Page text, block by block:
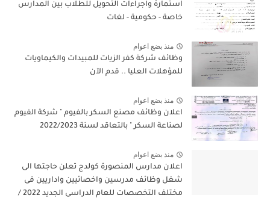
استمارة واجراءات التحويل للطلاب بين المدارس
خاصة - حكومية - لغات
منذ بضع اعوام
وظائف شركة كفر الزيات للمبيدات والكيماويات
للمؤهلات العليا .. قدم الآن
منذ بضع اعوام
اعلان وظائف مصنع السكر بالفيوم " شركة الفيوم
لصناعة السكر " بالتعاقد لسنة 2022/2023
منذ بضع اعوام
اعلان مدارس المنصورة كولدج تعلن حاجتها الى
شغل وظائف مدرسين واخصائيين واداريين فى
مختلف التخصصات للعام الدراسى الجديد 2022 /